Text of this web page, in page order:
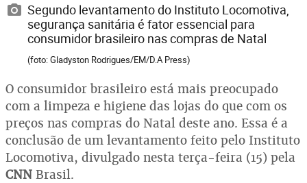
Segundo levantamento do Instituto Locomotiva,
segurança sanitária é fator essencial para
consumidor brasileiro nas compras de Natal
(foto: Gladyston Rodrigues/EM/D.A Press)
O consumidor brasileiro está mais preocupado
com a limpeza e higiene das lojas do que com os
preços nas compras do Natal deste ano. Essa é a
conclusão de um levantamento feito pelo Instituto
Locomotiva, divulgado nesta terça-feira (15) pela
CNN Brasil.